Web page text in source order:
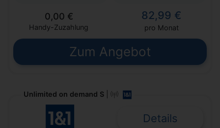
0,00 €
Handy-Zuzahlung
82,99 €
pro Monat
Zum Angebot
Unlimited on demand S
Details